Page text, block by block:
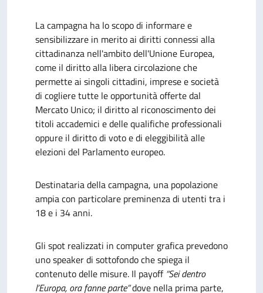
La campagna ha lo scopo di informare e
sensibilizzare in merito ai diritti connessi alla
cittadinanza nell'ambito dell'Unione Europea,
come il diritto alla libera circolazione che
permette ai singoli cittadini, imprese e società
di cogliere tutte le opportunità offerte dal
Mercato Unico; il diritto al riconoscimento dei
titoli accademici e delle qualifiche professionali
oppure il diritto di voto e di eleggibilità alle
elezioni del Parlamento europeo.
Destinataria della campagna, una popolazione
ampia con particolare preminenza di utenti tra i
18 e i 34 anni.
Gli spot realizzati in computer grafica prevedono
uno speaker di sottofondo che spiega il
contenuto delle misure. Il payoff “Sei dentro
l’Europa, ora fanne parte”dove nella prima parte,